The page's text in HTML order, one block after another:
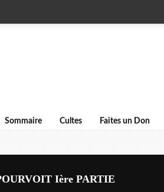
Sommaire Cultes Faites un Don
Ière PARTIE